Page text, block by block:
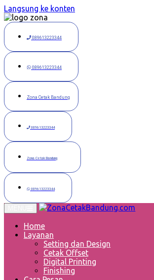
Langsung ke konten
089613223344
089613223344
Zona Cetak Bandung
089613223344
Zona Cetak Bandung
089613223344
Home
Layanan
Setting dan Design
Cetak Offset
Digital Printing
Finishing